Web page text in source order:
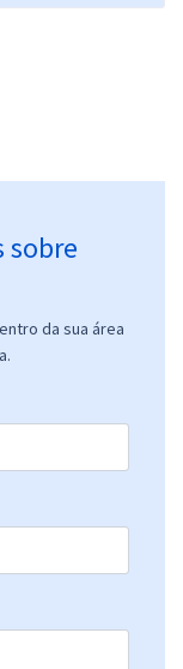
sobre
da sua área